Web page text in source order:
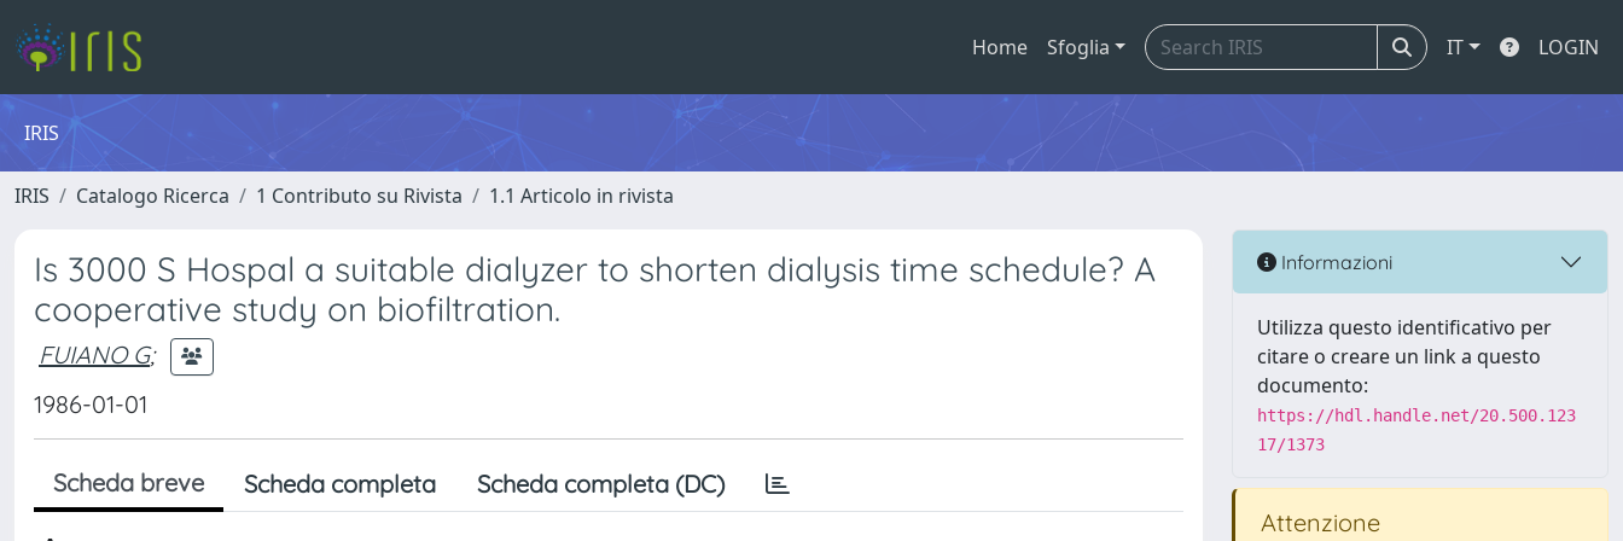
Home Sfoglia IT LOGIN
IRIS
IRIS Catalogo Ricerca 1 Contributo su Rivista 1.1 Articolo in rivista
Is 3000 S Hospal a suitable dialyzer to shorten dialysis time schedule? A
cooperative study on biofiltration.
FUIANO G;
1986-01-01
Scheda breve Scheda completa Scheda completa (DC)
Informazioni
Utilizza questo identificativo per
citare o creare un link a questo
documento:
https://hdl.handle.net/20.500.123
17/1373
Attenzione